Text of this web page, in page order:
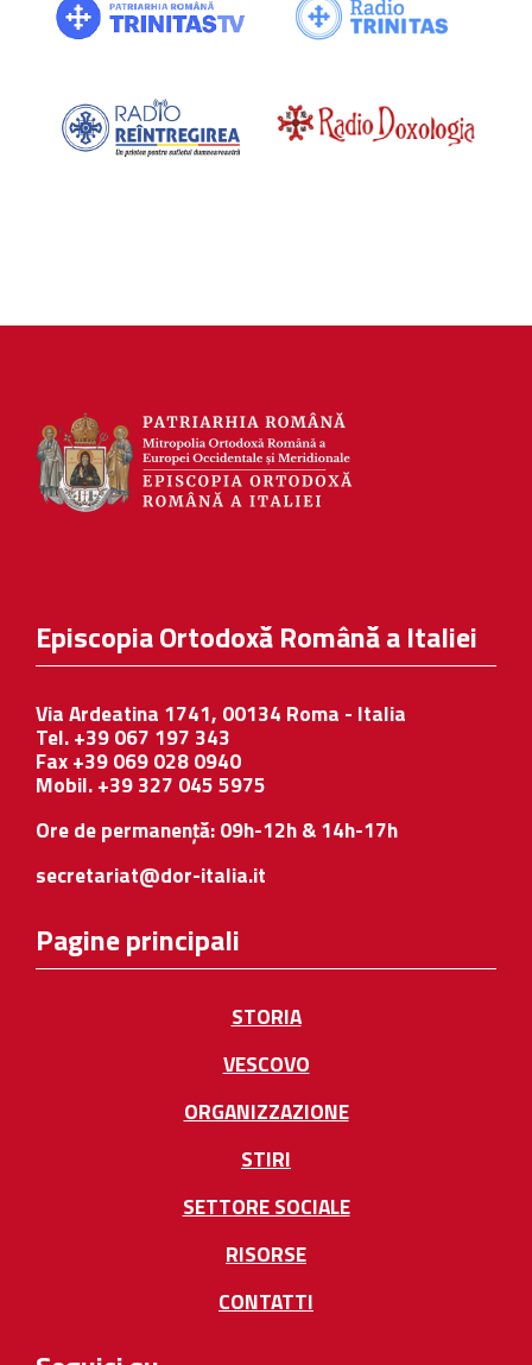
Episcopia Ortodoxă Română a Italiei
Via Ardeatina 1741, 00134 Roma - Italia
Tel. +39 067 197 343
Fax +39 069 028 0940
Mobil. +39 327 045 5975
Ore de permanență: 09h-12h & 14h-17h
secretariat@dor-italia.it
Pagine principali
STORIA
VESCOVO
ORGANIZZAZIONE
STIRI
SETTORE SOCIALE
RISORSE
CONTATTI